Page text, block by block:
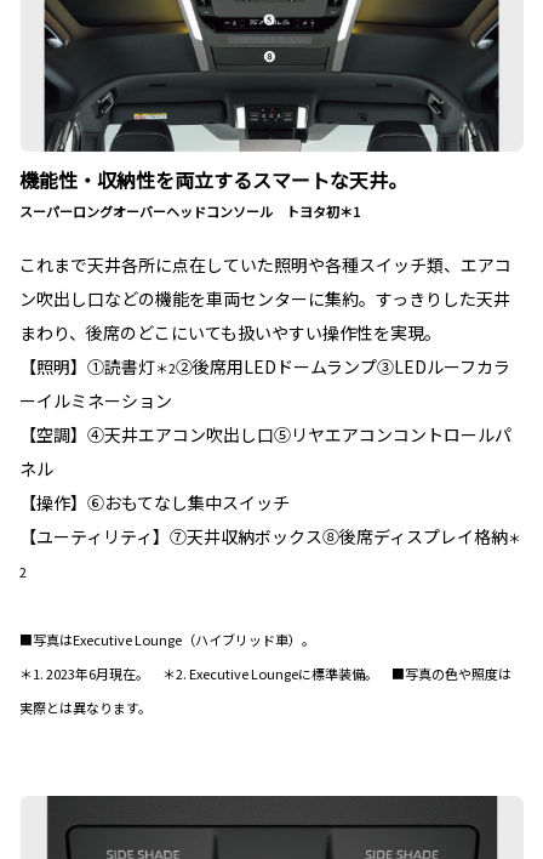
機能性・収納性を両立するスマートな天井。
スーパーロングオーバーヘッドコンソール トヨタ初＊1
これまで天井各所に点在していた照明や各種スイッチ類、エアコ
ン吹出し口などの機能を車両センターに集約。すっきりした天井
まわり、後席のどこにいても扱いやすい操作性を実現。
【照明】①読書灯＊2②後席用LEDドームランプ③LEDルーフカラ
ーイルミネーション
【空調】④天井エアコン吹出し口⑤リヤエアコンコントロールパ
ネル
【操作】⑥おもてなし集中スイッチ
【ユーティリティ】⑦天井収納ボックス⑧後席ディスプレイ格納＊
2
■写真はExecutive Lounge（ハイブリッド車）。
＊1. 2023年6月現在。 ＊2. Executive Loungeに標準装備。 ■写真の色や照度は
実際とは異なります。